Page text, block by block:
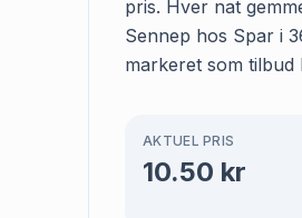
pris. Hver nat
Sennep hos Spar i
markeret som tilbud
AKTUEL PRIS
10.50 kr